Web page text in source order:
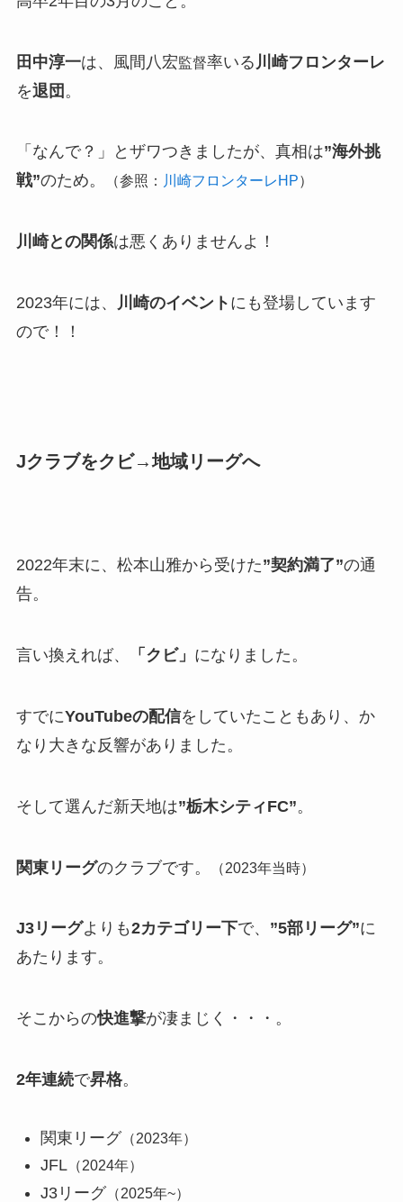
田中淳一は、風間八宏監督率いる 川崎フロンターレ
を退団 。
「なんで？」とザワつきましたが、真相は”海外挑
戦”のため。 （参照： 川崎フロンターレHP）
川崎との関係は悪くありませんよ！
2023年には、 川崎のイベント にも登場しています
ので！！
Jクラブをクビ→地域リーグへ
2022年末に、松本山雅から受けた”契約満了”の通
告。
言い換えれば、 「クビ」 になりました。
すでにYouTubeの配信をしていたこともあり、か
なり大きな反響がありました。
そして選んだ新天地は”栃木シティFC”。
関東リーグのクラブです。 （2023年当時）
J3リーグよりも2カテゴリー下で、 ”5部リーグ”に
あたります。
そこからの快進撃が凄まじく・・・。
2年連続で昇格。
関東リーグ（2023年）
JFL（2024年）
J3リーグ（2025年~）